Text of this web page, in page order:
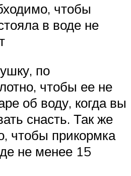
чтобы
в воде не
по
чтобы ее не
об воду, когда вы
снасть. Так же
чтобы прикормка
не менее 15